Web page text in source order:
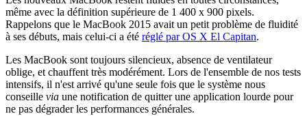
même avec la définition supérieure de 1 400 x 900 pixels.
Rappelons que le MacBook 2015 avait un petit problème de fluidité
à ses débuts, mais celui-ci a été réglé par OS X El Capitan.
Les MacBook sont toujours silencieux, absence de ventilateur
oblige, et chauffent très modérément. Lors de l'ensemble de nos tests
intensifs, il n'est arrivé qu'une seule fois que le système nous
conseille via une notification de quitter une application lourde pour
ne pas dégrader les performances générales.